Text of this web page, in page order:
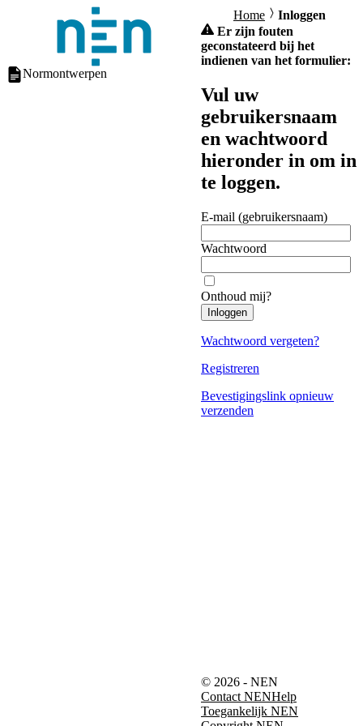
Normontwerpen
Home
Inloggen
Er zijn fouten
geconstateerd bij het
indienen van het formulier:
Vul uw
gebruikersnaam
en wachtwoord
hieronder in om in
te loggen.
E-mail (gebruikersnaam)
Wachtwoord
Onthoud mij?
Inloggen
Wachtwoord vergeten?
Registreren
Bevestigingslink opnieuw
verzenden
© 2026 - NEN
Contact NENHelp
Toegankelijk NEN